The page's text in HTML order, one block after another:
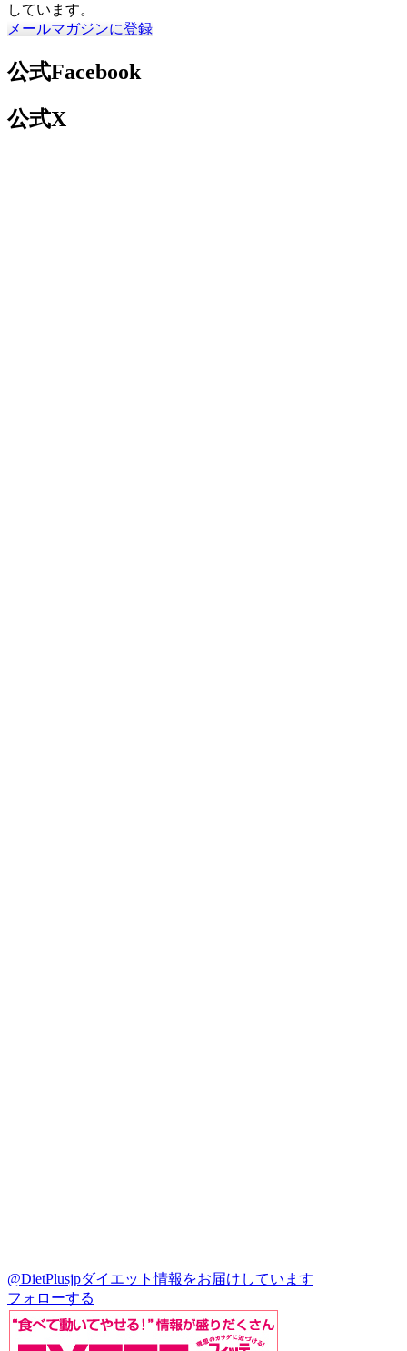
しています。
メールマガジンに登録
公式Facebook
公式X
@DietPlusjpダイエット情報をお届けしています
フォローする